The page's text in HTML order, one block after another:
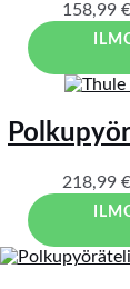
158,99 €
218,99 €